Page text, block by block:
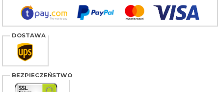
DOSTAWA
BEZPIECZEŃSTWO